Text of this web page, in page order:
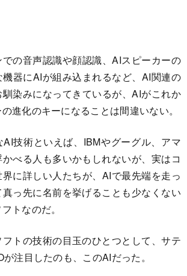
の音声認識や顔認識、AIスピーカーの
器にAIが組み込まれるなど、AI関連の
染みになってきているが、AIがこれか
進化のキーになることは間違いない。
技術といえば、IBMやグーグル、アマ
べる人も多いかもしれないが、実はコ
に詳しい人たちが、AIで最先端を走っ
っ先に名前を挙げることも少なくない
トなのだ。
トの技術の目玉のひとつとして、サテ
注目したのも、このAIだった。